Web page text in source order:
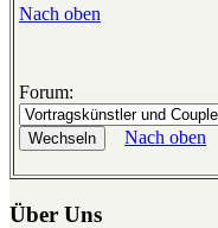
Nach oben
Forum:
Nach oben
Über Uns